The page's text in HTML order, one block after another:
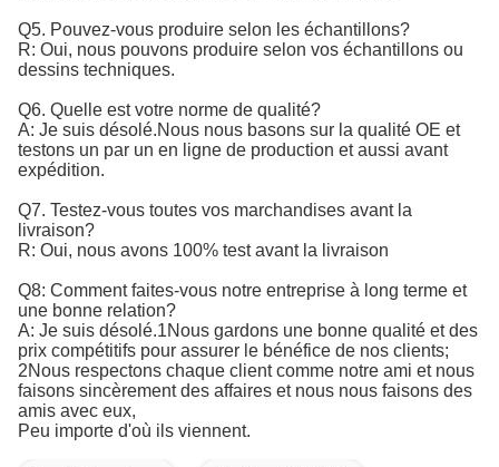
Q5. Pouvez-vous produire selon les échantillons?
R: Oui, nous pouvons produire selon vos échantillons ou
dessins techniques.
Q6. Quelle est votre norme de qualité?
A: Je suis désolé.Nous nous basons sur la qualité OE et
testons un par un en ligne de production et aussi avant
expédition.
Q7. Testez-vous toutes vos marchandises avant la
livraison?
R: Oui, nous avons 100% test avant la livraison
Q8: Comment faites-vous notre entreprise à long terme et
une bonne relation?
A: Je suis désolé.1Nous gardons une bonne qualité et des
prix compétitifs pour assurer le bénéfice de nos clients;
2Nous respectons chaque client comme notre ami et nous
faisons sincèrement des affaires et nous nous faisons des
amis avec eux,
Peu importe d'où ils viennent.